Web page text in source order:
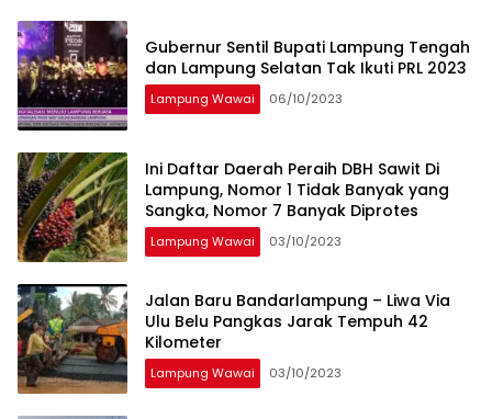
Gubernur Sentil Bupati Lampung Tengah
dan Lampung Selatan Tak Ikuti PRL 2023
Lampung Wawai 06/10/2023
Ini Daftar Daerah Peraih DBH Sawit Di
Lampung, Nomor 1 Tidak Banyak yang
Sangka, Nomor 7 Banyak Diprotes
Lampung Wawai 03/10/2023
Jalan Baru Bandarlampung – Liwa Via
Ulu Belu Pangkas Jarak Tempuh 42
Kilometer
Lampung Wawai 03/10/2023